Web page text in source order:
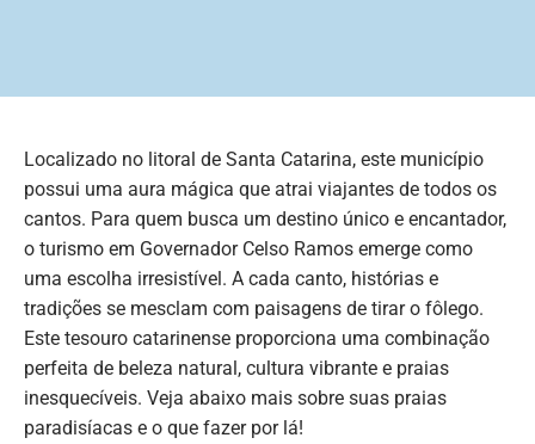
Localizado no litoral de Santa Catarina, este município
possui uma aura mágica que atrai viajantes de todos os
cantos. Para quem busca um destino único e encantador,
o turismo em Governador Celso Ramos emerge como
uma escolha irresistível. A cada canto, histórias e
tradições se mesclam com paisagens de tirar o fôlego.
Este tesouro catarinense proporciona uma combinação
perfeita de beleza natural, cultura vibrante e praias
inesquecíveis. Veja abaixo mais sobre suas praias
paradisíacas e o que fazer por lá!